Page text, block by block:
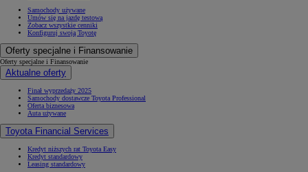
Samochody używane
Umów się na jazdę testową
Zobacz wszystkie cenniki
Konfiguruj swoją Toyotę
Oferty specjalne i Finansowanie
Oferty specjalne i Finansowanie
Aktualne oferty
Finał wyprzedaży 2025
Samochody dostawcze Toyota Professional
Oferta biznesowa
Auta używane
Toyota Financial Services
Kredyt niższych rat Toyota Easy
Kredyt standardowy
Leasing standardowy